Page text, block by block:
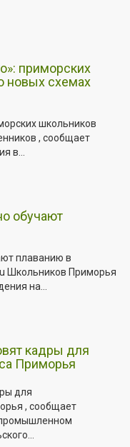
приморских
новых схемах
школьников
, сообщает
в...
обучают
плаванию в
Школьников Приморья
на...
кадры для
Приморья
для
, сообщает